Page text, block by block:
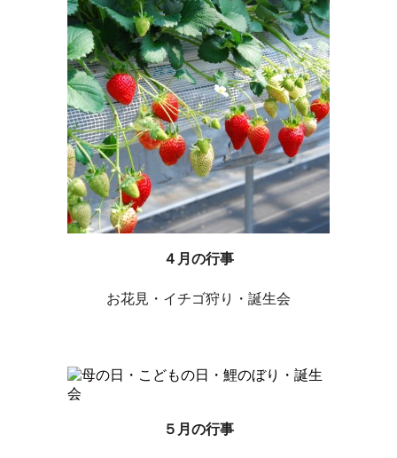
４月の行事
お花見・イチゴ狩り・誕生会
５月の行事